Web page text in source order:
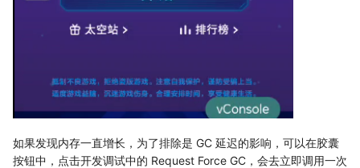
如果发现内存一直增长，为了排除是 GC 延迟的影响，可以在胶囊
按钮中，点击开发调试中的 Request Force GC，会去立即调用一次